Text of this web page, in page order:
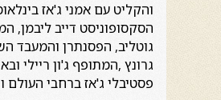
והקליט עם אמני ג'אז
הסקסופוניסט דייב ליבמן,
גוטליב, הפסנתרן והמעבד
גרונץ ,המתופף ג'ון ריילי
פסטיבלי ג'אז ברחבי העולם